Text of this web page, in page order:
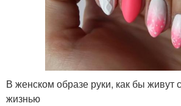
В женском образе руки, как бы живут
жизнью